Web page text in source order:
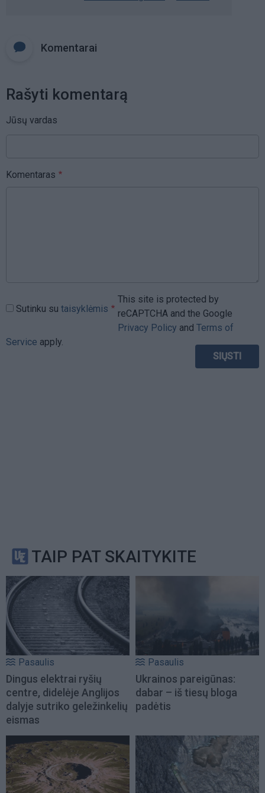
Komentarai
Rašyti komentarą
Jūsų vardas
Komentaras
Sutinku su taisyklėmis
This site is protected by
reCAPTCHA and the Google
Privacy Policy and Terms of
Service apply.
TAIP PAT SKAITYKITE
Pasaulis
Dingus elektrai ryšių
centre, didelėje Anglijos
dalyje sutriko geležinkelių
eismas
Pasaulis
Ukrainos pareigūnas:
dabar – iš tiesų bloga
padėtis